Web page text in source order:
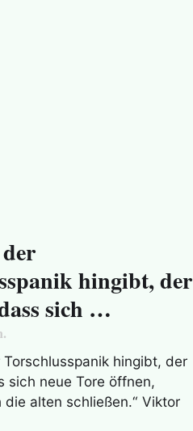
hingibt, der
sich …
Torschlusspanik hingibt, der
sich neue Tore öffnen,
alten schließen.“ Viktor